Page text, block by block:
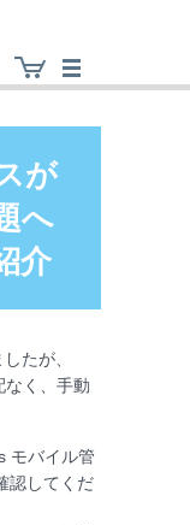
が
へ
介
たが、
なく、手動
モバイル管
認してくだ